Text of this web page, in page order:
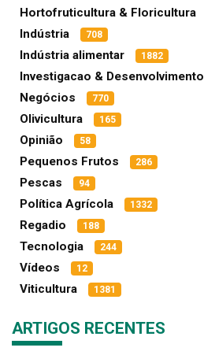
Hortofruticultura & Floricultura
Indústria 708
Indústria alimentar 1882
Investigacao & Desenvolvimento
Negócios 770
Olivicultura 165
Opinião 58
Pequenos Frutos 286
Pescas 94
Política Agrícola 1332
Regadio 188
Tecnologia 244
Vídeos 12
Viticultura 1381
ARTIGOS RECENTES